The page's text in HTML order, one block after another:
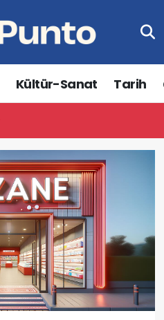
Kültür-Sanat Tarih